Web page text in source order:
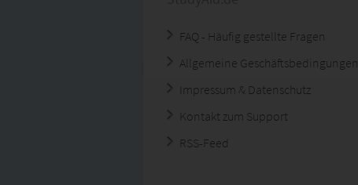
FAQ - Häufig gestellte Fragen
Allgemeine Geschäftsbedingungen
Impressum & Datenschutz
Kontakt zum Support
RSS-Feed